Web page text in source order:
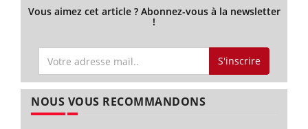
Vous aimez cet article ? Abonnez-vous à la newsletter
!
S'inscrire
NOUS VOUS RECOMMANDONS